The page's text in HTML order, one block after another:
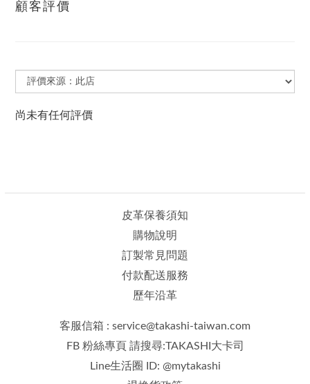
顧客評價
尚未有任何評價
皮革保養須知
購物說明
訂製常見問題
付款配送服務
歷年沿革
客服信箱 : service@takashi-taiwan.com
FB 粉絲專頁 請搜尋:TAKASHI大卡司
Line生活圈 ID: @mytakashi